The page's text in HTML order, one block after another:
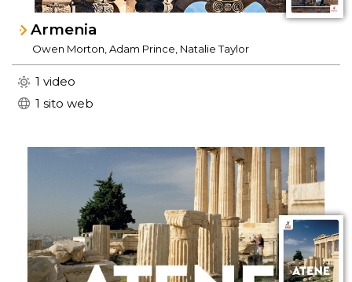
Armenia
Owen Morton, Adam Prince, Natalie Taylor
1 video
1 sito web